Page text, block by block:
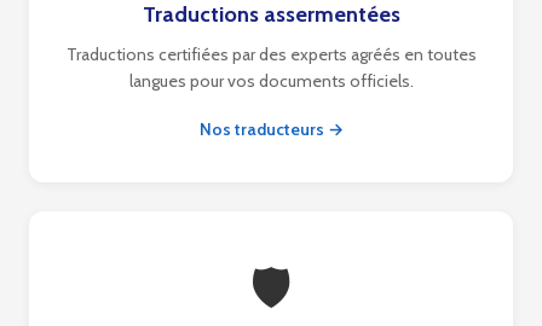
Traductions assermentées
Traductions certifiées par des experts agréés en toutes
langues pour vos documents officiels.
Nos traducteurs →
🛡